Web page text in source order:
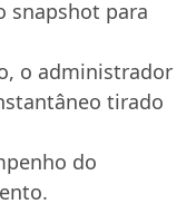
snapshot para
o administrador
tirado
do